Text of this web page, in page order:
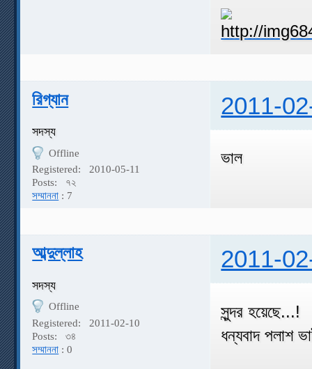
রিগ্যান 2011-
সদস্য
Offline
Registered:
2010-05-11
Posts:
৭২
সম্মাননা : 7
ভাল
আব্দুল্লাহ 2011-
সদস্য
Offline
Registered:
2011-02-10
Posts:
৩৪
সম্মাননা : 0
সুন্দর হয়েছে...!
ধন্যবাদ পলাশ